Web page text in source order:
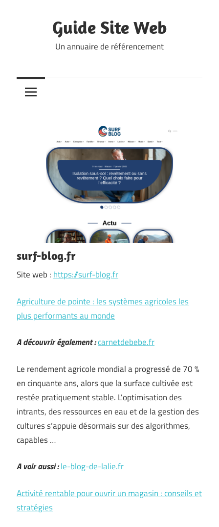
Guide Site Web
Un annuaire de référencement
surf-blog.fr
Site web : https://surf-blog.fr
Agriculture de pointe : les systèmes agricoles les
plus performants au monde
A découvrir également :carnetdebebe.fr
Le rendement agricole mondial a progressé de 70 %
en cinquante ans, alors que la surface cultivée est
restée pratiquement stable. L’optimisation des
intrants, des ressources en eau et de la gestion des
cultures s’appuie désormais sur des algorithmes,
capables …
A voir aussi :le-blog-de-lalie.fr
Activité rentable pour ouvrir un magasin : conseils et
stratégies